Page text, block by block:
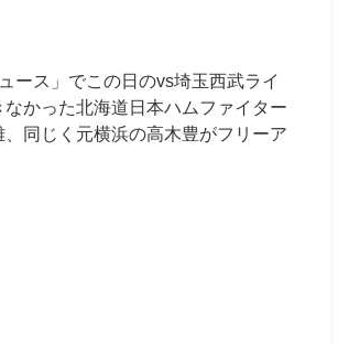
ース」でこの日のvs埼玉西武ライ
かった北海道日本ハムファイター
同じく元横浜の高木豊がフリーア